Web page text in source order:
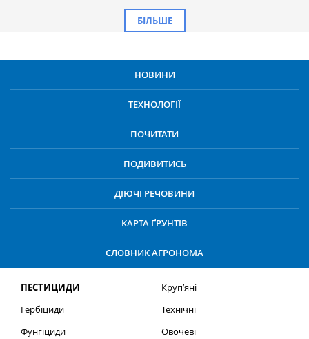
БІЛЬШЕ
НОВИНИ
ТЕХНОЛОГІЇ
ПОЧИТАТИ
ПОДИВИТИСЬ
ДІЮЧІ РЕЧОВИНИ
КАРТА ҐРУНТІВ
СЛОВНИК АГРОНОМА
ПЕСТИЦИДИ
Гербіциди
Фунгіциди
Круп’яні
Технічні
Овочеві